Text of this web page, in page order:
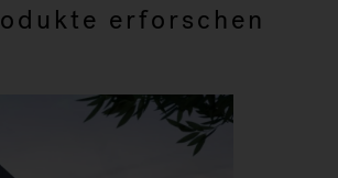
erforschen